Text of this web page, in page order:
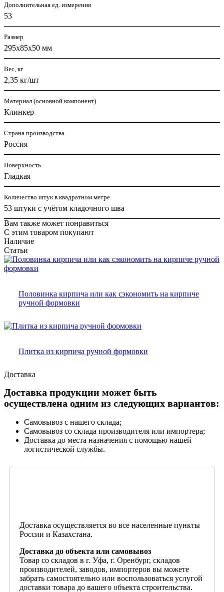
Дополнительная ед. измерения
53
Размер
295х85х50 мм
Вес, кг
2,35 кг/шт
Материал (основной компонент)
Клинкер
Страна производства
Россия
Поверхность
Гладкая
Количество штук в квадратном метре
53 штуки с учётом кладочного шва
Вам также может понравиться
С этим товаром покупают
Наличие
Статьи
Половинка кирпича или как сэкономить на кирпиче
ручной формовки
Плитка из кирпича ручной формовки
Доставка
Доставка продукции может быть
осуществлена одним из следующих вариантов:
Самовывоз с нашего склада;
Самовывоз со склада производителя или импортера;
Доставка до места назначения с помощью нашей
логистической службы.
Доставка осуществляется во все населенные пункты
России и Казахстана.
Доставка до объекта или самовывоз
Товар со складов в г. Уфа, г. Оренбург, складов
производителей, заводов, импортеров вы можете
забрать самостоятельно или воспользоваться услугой
доставки товара до вашего объекта строительства.